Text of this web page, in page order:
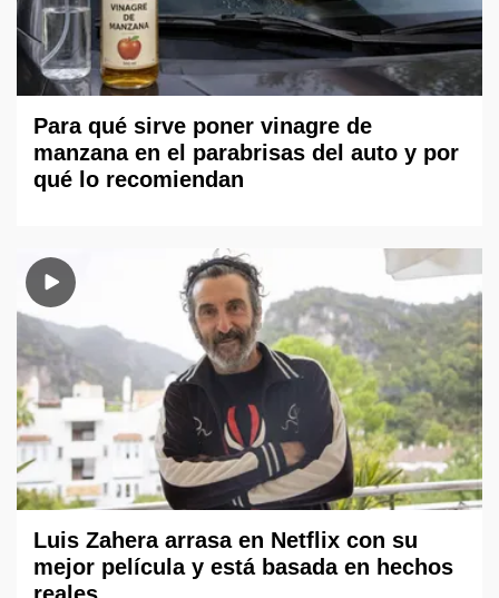
Para qué sirve poner vinagre de
manzana en el parabrisas del auto y por
qué lo recomiendan
Luis Zahera arrasa en Netflix con su
mejor película y está basada en hechos